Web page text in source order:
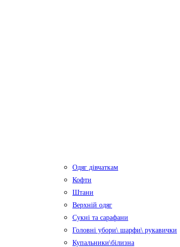
Одяг дівчаткам
Кофти
Штани
Верхній одяг
Сукні та сарафани
Головні убори\ шарфи\ рукавички
Купальники\білизна